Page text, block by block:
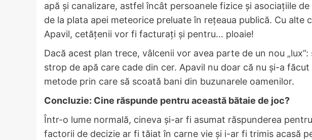
apă și canalizare, astfel încât persoanele fizice și asociațiile
de la plata apei meteorice preluate în rețeaua publică. Cu alte
Apavil, cetățenii vor fi facturați și pentru… ploaie!
Dacă acest plan trece, vâlcenii vor avea parte de un nou
strop de apă care cade din cer. Apavil nu doar că nu și-a
metode prin care să scoată bani din buzunarele oamenilor.
Concluzie: Cine răspunde pentru această bătaie de joc?
Într-o lume normală, cineva și-ar fi asumat răspunderea
factorii de decizie ar fi tăiat în carne vie și i-ar fi trimis acasă